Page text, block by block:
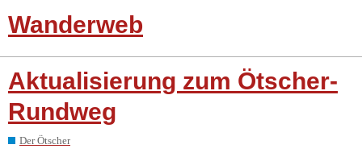
Wanderweb
Aktualisierung zum Ötscher-
Rundweg
Der Ötscher